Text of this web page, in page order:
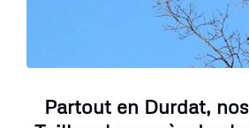
Partout en Durdat,